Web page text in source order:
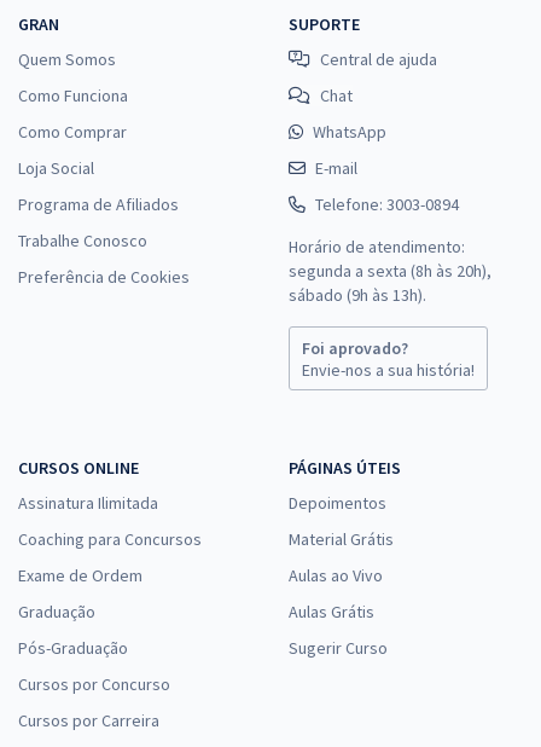
GRAN
Quem Somos
Como Funciona
Como Comprar
Loja Social
Programa de Afiliados
Trabalhe Conosco
Preferência de Cookies
SUPORTE
Central de ajuda
Chat
WhatsApp
E-mail
Telefone: 3003-0894
Horário de atendimento:
segunda a sexta (8h às 20h),
sábado (9h às 13h).
Foi aprovado?
Envie-nos a sua história!
CURSOS ONLINE
Assinatura Ilimitada
Coaching para Concursos
Exame de Ordem
Graduação
Pós-Graduação
Cursos por Concurso
Cursos por Carreira
PÁGINAS ÚTEIS
Depoimentos
Material Grátis
Aulas ao Vivo
Aulas Grátis
Sugerir Curso